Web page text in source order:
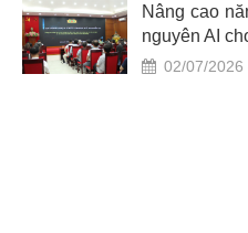
Nâng cao
nguyên AI
02/07/